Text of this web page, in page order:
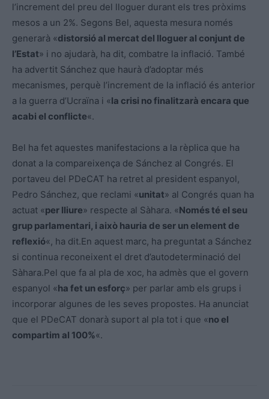
l’increment del preu del lloguer durant els tres pròxims
mesos a un 2%. Segons Bel, aquesta mesura només
generarà «distorsió al mercat del lloguer al conjunt de
l’Estat» i no ajudarà, ha dit, combatre la inflació. També
ha advertit Sánchez que haurà d’adoptar més
mecanismes, perquè l’increment de la inflació és anterior
a la guerra d’Ucraïna i «la crisi no finalitzarà encara que
acabi el conflicte«.
Bel ha fet aquestes manifestacions a la rèplica que ha
donat a la compareixença de Sánchez al Congrés. El
portaveu del PDeCAT ha retret al president espanyol,
Pedro Sánchez, que reclami «unitat» al Congrés quan ha
actuat «per lliure» respecte al Sàhara. «Només té el seu
grup parlamentari, i això hauria de ser un element de
reflexió«, ha dit.En aquest marc, ha preguntat a Sánchez
si continua reconeixent el dret d’autodeterminació del
Sàhara.Pel que fa al pla de xoc, ha admès que el govern
espanyol «ha fet un esforç» per parlar amb els grups i
incorporar algunes de les seves propostes. Ha anunciat
que el PDeCAT donarà suport al pla tot i que «no el
compartim al 100%«.